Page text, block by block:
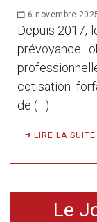
6 novembre
Depuis 2017,
prévoyance
cotisation
de (…)
LIRE LA SUITE
Le